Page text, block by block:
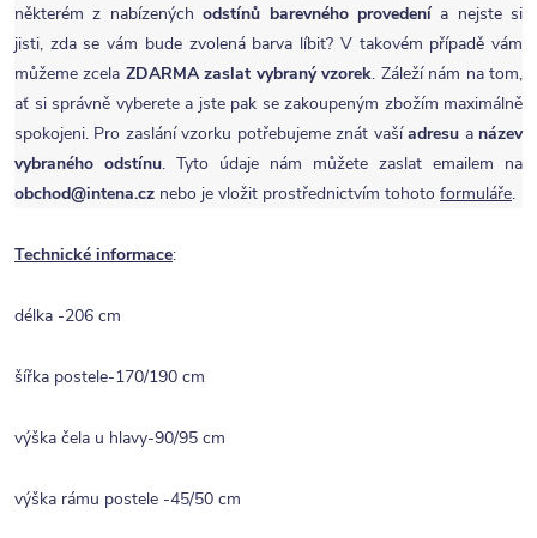
některém z nabízenýchodstínů barevného provedenía nejste si
jisti, zda se vám bude zvolená barva líbit? V takovém případě vám
můžeme zcela ZDARMA zaslat vybraný vzorek. Záleží nám na tom,
ať si správně vyberete a jste pak se zakoupeným zbožím maximálně
spokojeni. Pro zaslání vzorku potřebujeme znát vašíadresu a název
vybraného odstínu. Tyto údaje nám můžete zaslat emailem na
obchod@intena.cz nebo je vložit prostřednictvím tohoto formuláře.
Technické informace:
délka -206 cm
šířka postele-170/190 cm
výška čela u hlavy-90/95 cm
výška rámu postele -45/50 cm